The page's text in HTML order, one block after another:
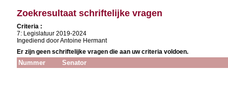
Zoekresultaat schriftelijke vragen
Criteria :
7: Legislatuur 2019-2024
Ingediend door Antoine Hermant
Er zijn geen schriftelijke vragen die aan uw criteria voldoen.
Nummer Senator